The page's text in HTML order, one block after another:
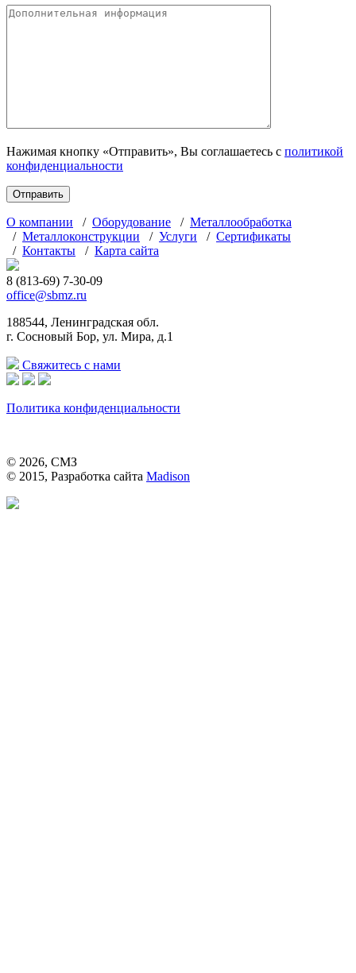
Нажимая кнопку «Отправить», Вы соглашаетесь с политикой
конфиденциальности
О компании / Оборудование / Металлообработка
/ Металлоконструкции / Услуги / Сертификаты
/ Контакты / Карта сайта
8 (813-69) 7-30-09
office@sbmz.ru
188544, Ленинградская обл.
г. Сосновый Бор, ул. Мира, д.1
Свяжитесь с нами
Политика конфиденциальности
© 2026, СМЗ
© 2015, Разработка сайта Madison